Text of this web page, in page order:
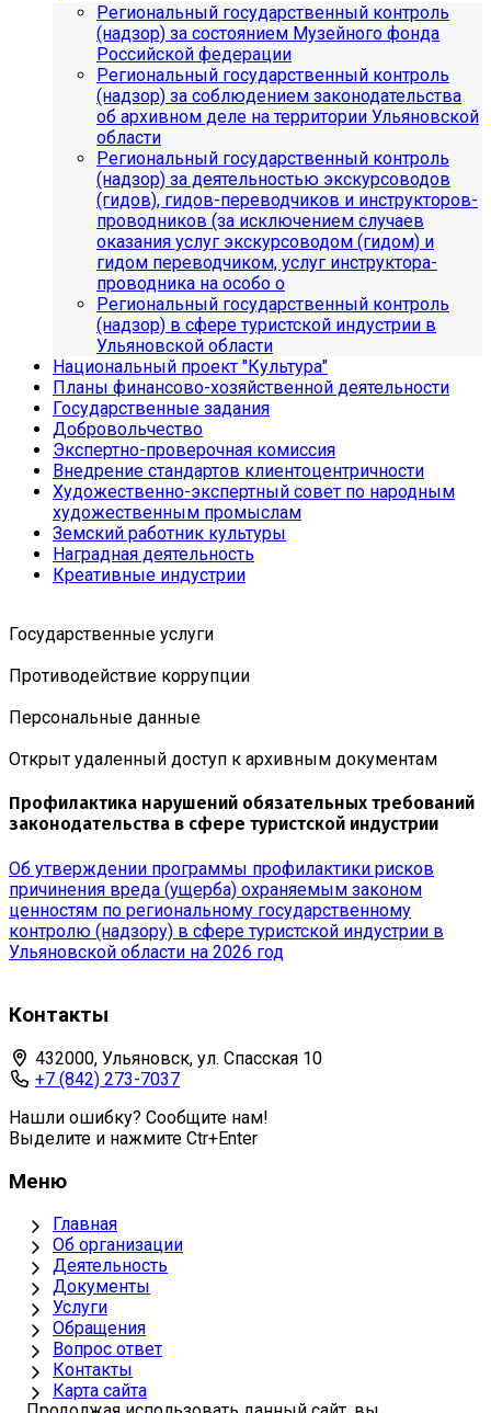
Региональный государственный контроль
(надзор) за состоянием Музейного фонда
Российской федерации
Региональный государственный контроль
(надзор) за соблюдением законодательства
об архивном деле на территории Ульяновской
области
Региональный государственный контроль
(надзор) за деятельностью экскурсоводов
(гидов), гидов-переводчиков и инструкторов-
проводников (за исключением случаев
оказания услуг экскурсоводом (гидом) и
гидом переводчиком, услуг инструктора-
проводника на особо о
Региональный государственный контроль
(надзор) в сфере туристской индустрии в
Ульяновской области
Национальный проект "Культура"
Планы финансово-хозяйственной деятельности
Государственные задания
Добровольчество
Экспертно-проверочная комиссия
Внедрение стандартов клиентоцентричности
Художественно-экспертный совет по народным
художественным промыслам
Земский работник культуры
Наградная деятельность
Креативные индустрии
Государственные услуги
Противодействие коррупции
Персональные данные
Открыт удаленный доступ к архивным документам
Профилактика нарушений обязательных требований
законодательства в сфере туристской индустрии
Об утверждении программы профилактики рисков
причинения вреда (ущерба) охраняемым законом
ценностям по региональному государственному
контролю (надзору) в сфере туристской индустрии в
Ульяновской области на 2026 год
Контакты
432000, Ульяновск, ул. Спасская 10
+7 (842) 273-7037
Нашли ошибку? Сообщите нам!
Выделите и нажмите Ctr+Enter
Меню
Главная
Об организации
Деятельность
Документы
Услуги
Обращения
Вопрос ответ
Контакты
Карта сайта